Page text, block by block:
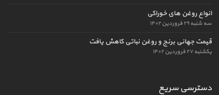
انواع روغن های خوراکی
سه شنبه ۲۹ فروردین ۱۴۰۲
قیمت جهانی برنج و روغن نباتی کاهش یافت
یکشنبه ۲۷ فروردین ۱۴۰۲
دسترسی سریع